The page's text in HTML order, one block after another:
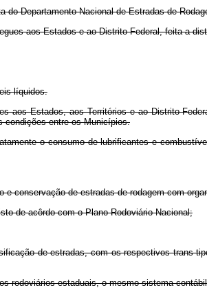
do Departamento Nacional de Estradas de
aos Estados e ao Distrito Federal, feita a
líquidos.
aos Estados, aos Territórios e ao Distrito
condições entre os Municípios.
o consumo de lubrificantes e
conservação de estradas de rodagem com
de acôrdo com o Plano Rodoviário Nacional;
de estradas, com os respectivos trans-
rodoviários estaduais, o mesmo sistema